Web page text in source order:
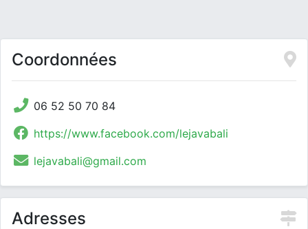
Coordonnées
06 52 50 70 84
https://www.facebook.com/lejavabali
lejavabali@gmail.com
Adresses